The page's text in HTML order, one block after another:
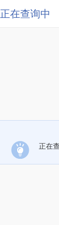
正在查询中
正在